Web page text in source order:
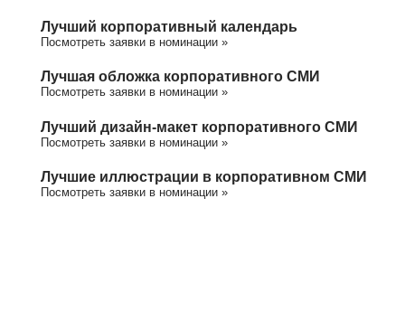
Лучший корпоративный календарь
Посмотреть заявки в номинации »
Лучшая обложка корпоративного СМИ
Посмотреть заявки в номинации »
Лучший дизайн-макет корпоративного СМИ
Посмотреть заявки в номинации »
Лучшие иллюстрации в корпоративном СМИ
Посмотреть заявки в номинации »